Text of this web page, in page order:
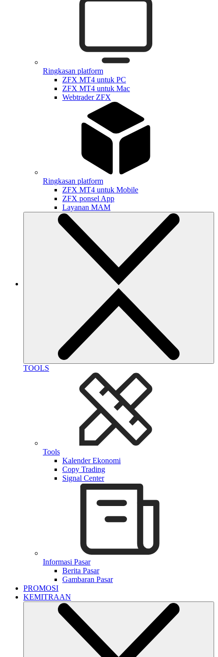
Ringkasan platform
ZFX MT4 untuk PC
ZFX MT4 untuk Mac
Webtrader ZFX
Ringkasan platform
ZFX MT4 untuk Mobile
ZFX ponsel App
Layanan MAM
TOOLS
Tools
Kalender Ekonomi
Copy Trading
Signal Center
Informasi Pasar
Berita Pasar
Gambaran Pasar
PROMOSI
KEMITRAAN